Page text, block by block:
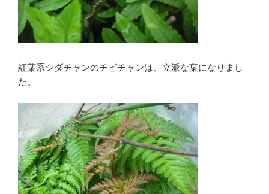
紅葉系シダチャンのチビチャンは、立派な葉になりまし
た。